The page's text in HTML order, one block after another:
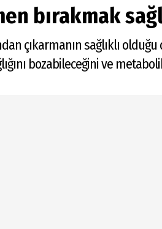
bırakmak
çıkarmanın sağlıklı
bozabileceğini ve